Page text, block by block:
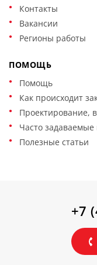
Контакты
Вакансии
Регионы работы
ПОМОЩЬ
Помощь
Как происходит
Проектирование,
Часто
Полезные статьи
+7